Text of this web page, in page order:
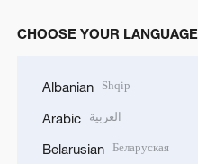
CHOOSE YOUR LANGUAGE
Albanian Shqip
Arabic العربية
Belarusian Беларуская